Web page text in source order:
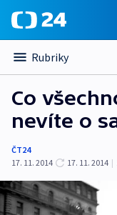
Rubriky
Co
nevíte o
ČT24
17. 11. 2014
17. 11. 2014 |